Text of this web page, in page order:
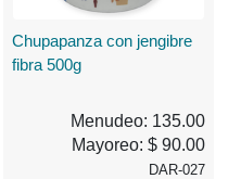
Chupapanza con jengibre
fibra 500g
Menudeo: 135.00
Mayoreo: $ 90.00
DAR-027